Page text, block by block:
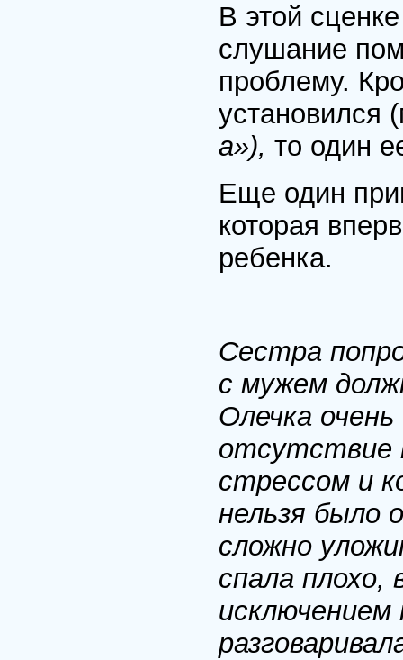
В этой
слушание
проблему.
установился
а»), то один
Еще один
которая
ребенка.
Сестра
с мужем
Олечка очень
отсутствие
стрессом и
нельзя было
сложно
спала плохо,
исключением